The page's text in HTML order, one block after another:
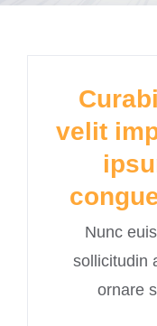
velit
Nunc
sollicitudin
ornare